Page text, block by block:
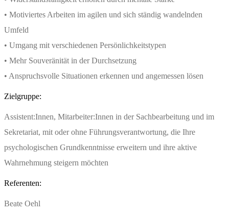
• Motiviertes Arbeiten im agilen und sich ständig wandelnden
Umfeld
• Umgang mit verschiedenen Persönlichkeitstypen
• Mehr Souveränität in der Durchsetzung
• Anspruchsvolle Situationen erkennen und angemessen lösen
Zielgruppe:
Assistent:Innen, Mitarbeiter:Innen in der Sachbearbeitung und im
Sekretariat, mit oder ohne Führungsverantwortung, die Ihre
psychologischen Grundkenntnisse erweitern und ihre aktive
Wahrnehmung steigern möchten
Referenten:
Beate Oehl